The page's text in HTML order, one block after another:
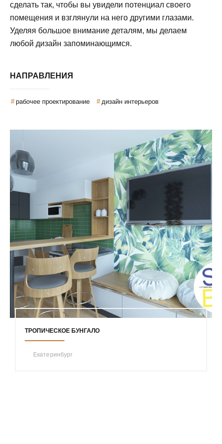
сделать так, чтобы вы увидели потенциал своего
помещения и взглянули на него другими глазами.
Уделяя большое внимание деталям, мы делаем
любой дизайн запоминающимся.
НАПРАВЛЕНИЯ
рабочее проектирование дизайн интерьеров
ТРОПИЧЕСКОЕ БУНГАЛО
Екатеринбург